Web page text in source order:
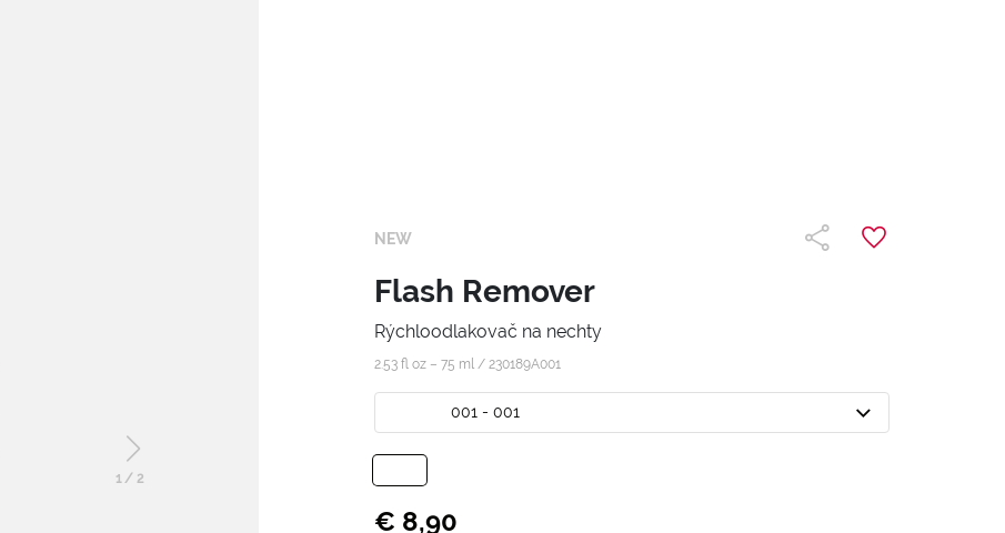
1/ 2
NEW
Flash Remover
Rýchloodlakovač na nechty
2.53 fl oz – 75 ml / 230189A001
001 - 001
€ 8,90